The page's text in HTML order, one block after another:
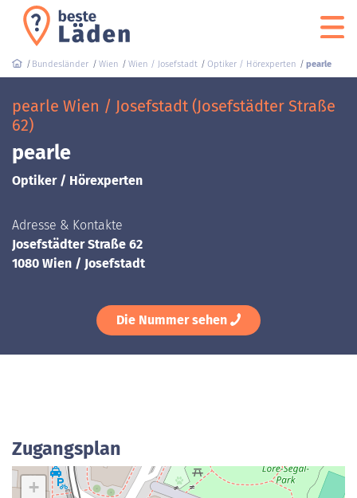
Bundesländer Wien Wien / Josefstadt Optiker / Hörexperten pearle
pearle Wien / Josefstadt (Josefstädter Straße
62)
pearle
Optiker / Hörexperten
Adresse & Kontakte
Josefstädter Straße 62
1080 Wien / Josefstadt
Die Nummer sehen
Zugangsplan
+